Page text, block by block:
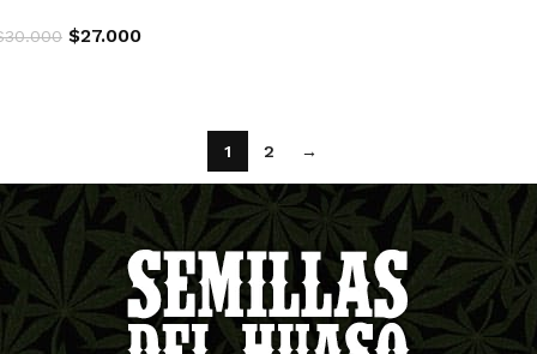
30.000 $27.000
1 2 →